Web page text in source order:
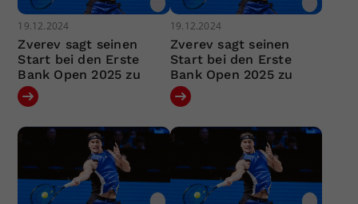
19.12.2024
Zverev sagt seinen
Start bei den Erste
Bank Open 2025 zu
19.12.2024
Zverev sagt seinen
Start bei den Erste
Bank Open 2025 zu